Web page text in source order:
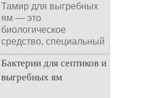
Тамир для выгребных
ям — это
биологическое
средство, специальный
концентрат, который
используется
Бактерии для септиков и
выгребных ям